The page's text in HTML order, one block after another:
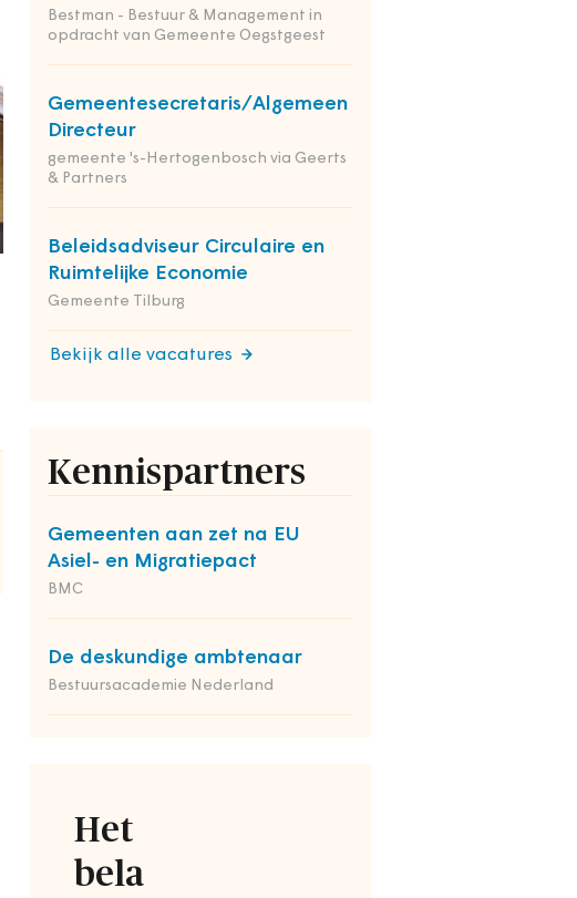
Bestman - Bestuur & Management in
opdracht van Gemeente Oegstgeest
Gemeentesecretaris/Algemeen
Directeur
gemeente 's-Hertogenbosch via Geerts
& Partners
Beleidsadviseur Circulaire en
Ruimtelijke Economie
Gemeente Tilburg
Bekijk alle vacatures
Kennispartners
Gemeenten aan zet na EU
Asiel- en Migratiepact
BMC
De deskundige ambtenaar
Bestuursacademie Nederland
Het
bela